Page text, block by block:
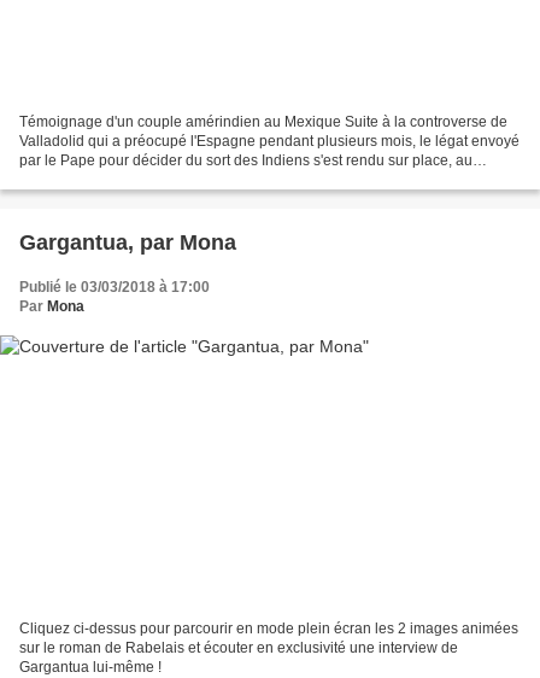
Témoignage d'un couple amérindien au Mexique Suite à la controverse de
Valladolid qui a préocupé l'Espagne pendant plusieurs mois, le légat envoyé
par le Pape pour décider du sort des Indiens s'est rendu sur place, au
Gargantua, par Mona
Publié le 03/03/2018 à 17:00
Par Mona
Cliquez ci-dessus pour parcourir en mode plein écran les 2 images animées
sur le roman de Rabelais et écouter en exclusivité une interview de
Gargantua lui-même !